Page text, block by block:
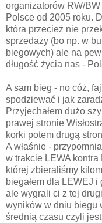
organizatorów RW/
Polsce od 2005 roku.
która przecież nie
sprzedaży (bo np. w
biegowych) ale na
długość życia nas -
A sam bieg - no cóż,
spodziewać i jak
Przyjechałem dużo
prawej stronie
korki potem drugą
A właśnie -
w trakcie LEWA
której zbieraliśmy
biegałem dla LEWEJ
ale wygrali ci z tej
wyników w dniu biegu
średnią czasu czyli